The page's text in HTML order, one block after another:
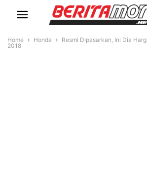
Home Honda
Resmi Dipasarkan, Ini Dia
2018